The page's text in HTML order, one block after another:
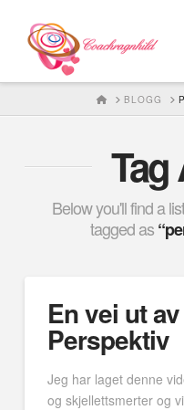
HOMEBLOGG
Tag
Below you'll find a
tagged as
En vei ut
Perspektiv
Jeg har laget denne
og skjellettsmerter og